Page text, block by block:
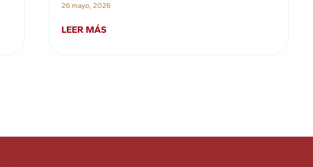
26 mayo, 2026
LEER MÁS